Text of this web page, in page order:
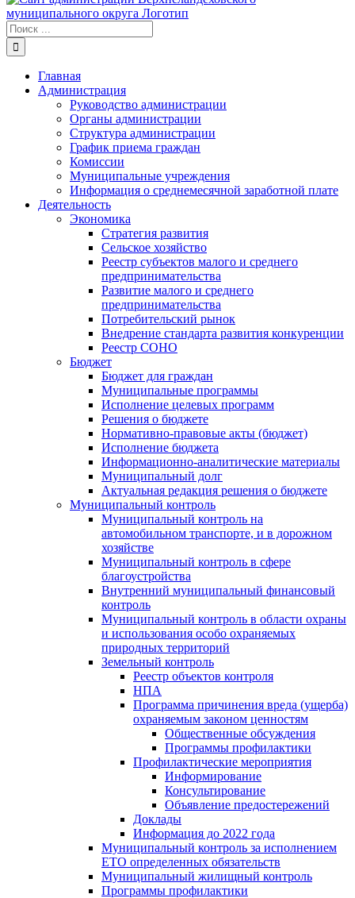
Результат
поиска:
Главная
Администрация
Руководство администрации
Органы администрации
Структура администрации
График приема граждан
Комиссии
Муниципальные учреждения
Информация о среднемесячной заработной плате
Деятельность
Экономика
Стратегия развития
Сельское хозяйство
Реестр субъектов малого и среднего
предпринимательства
Развитие малого и среднего
предпринимательства
Потребительский рынок
Внедрение стандарта развития конкуренции
Реестр СОНО
Бюджет
Бюджет для граждан
Муниципальные программы
Исполнение целевых программ
Решения о бюджете
Нормативно-правовые акты (бюджет)
Исполнение бюджета
Информационно-аналитические материалы
Муниципальный долг
Актуальная редакция решения о бюджете
Муниципальный контроль
Муниципальный контроль на
автомобильном транспорте, и в дорожном
хозяйстве
Муниципальный контроль в сфере
благоустройства
Внутренний муниципальный финансовый
контроль
Муниципальный контроль в области охраны
и использования особо охраняемых
природных территорий
Земельный контроль
Реестр объектов контроля
НПА
Программа причинения вреда (ущерба)
охраняемым законом ценностям
Общественные обсуждения
Программы профилактики
Профилактические мероприятия
Информирование
Консультирование
Объявление предостережений
Доклады
Информация до 2022 года
Муниципальный контроль за исполнением
ЕТО определенных обязательств
Муниципальный жилищный контроль
Программы профилактики